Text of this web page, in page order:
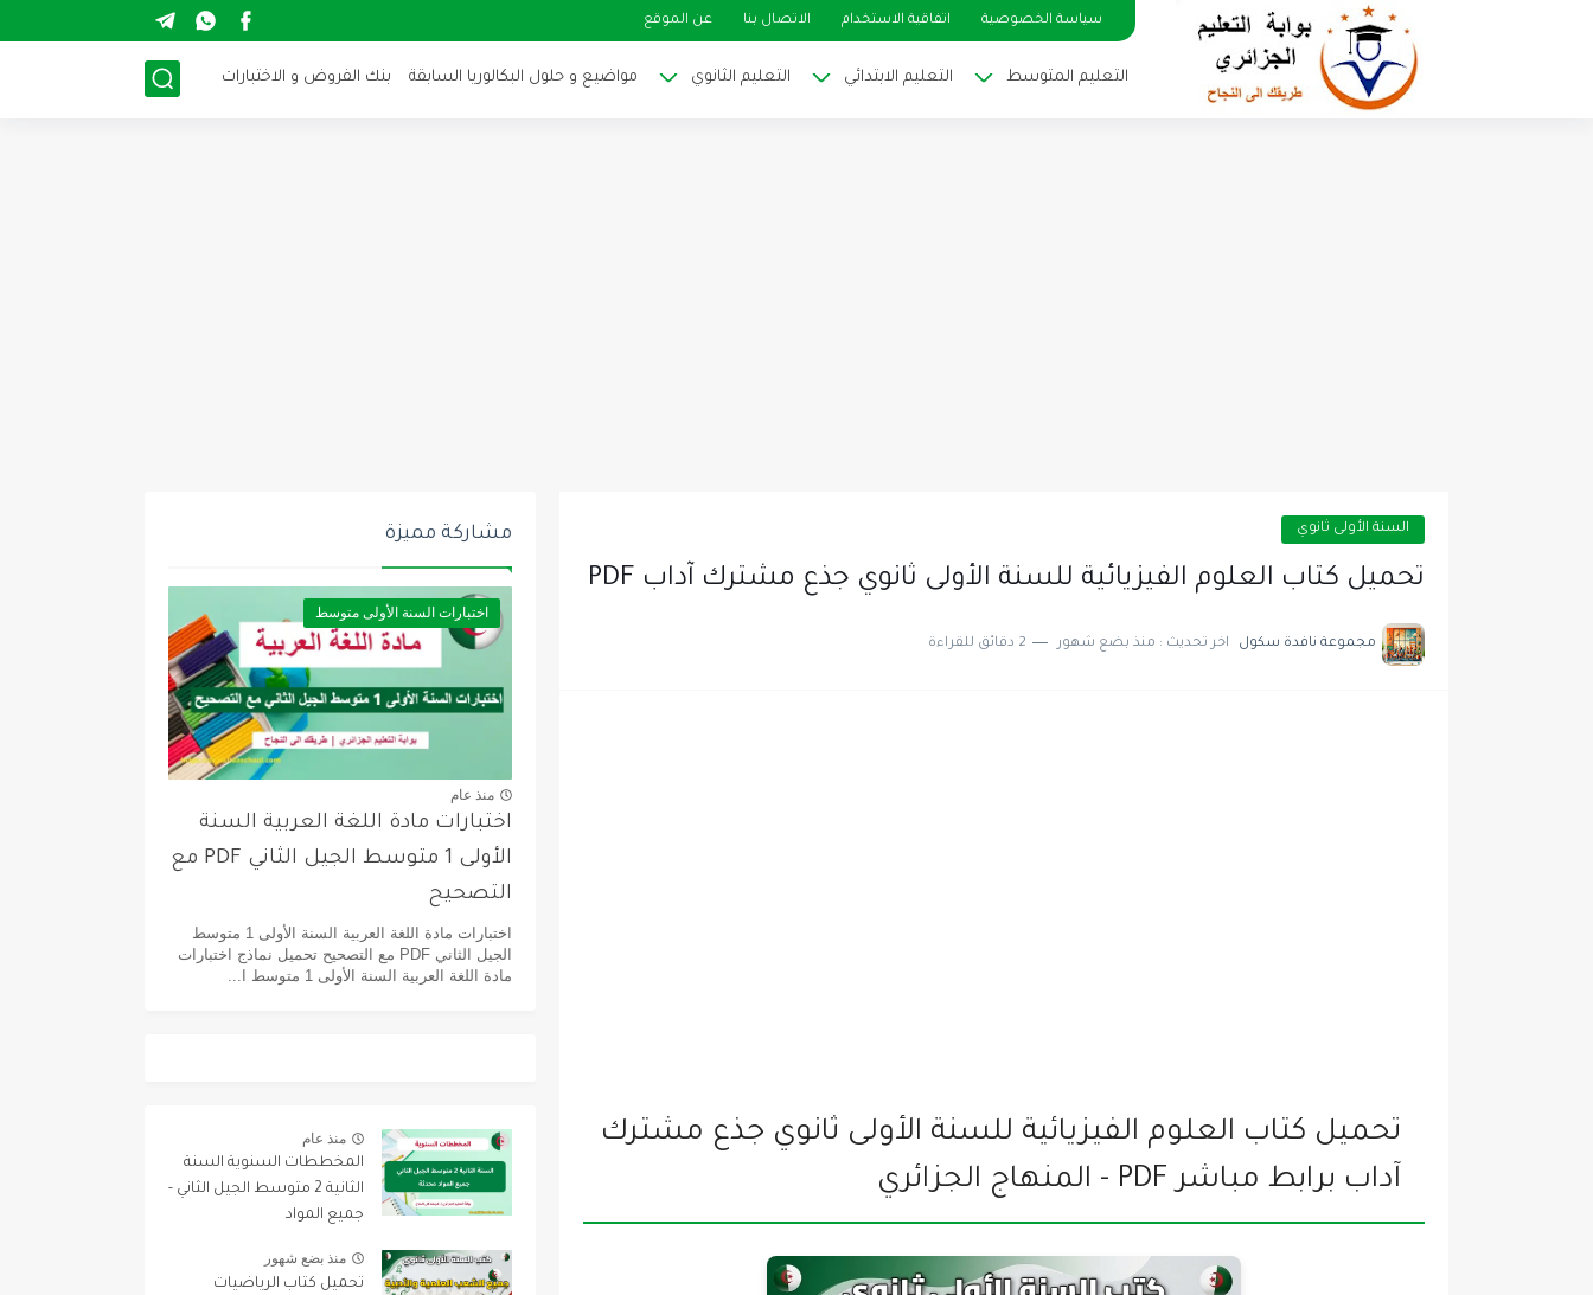
سياسة الخصوصية اتفاقية الاستخدام الاتصال بنا عن الموقع
التعليم المتوسط التعليم الابتدائي التعليم الثانوي مواضيع و حلول البكالوريا السابقة بنك الفروض و الاختبارات
السنة الأولى ثانوي
تحميل كتاب العلوم الفيزيائية للسنة الأولى ثانوي جذع مشترك آداب PDF
مجموعة نافدة سكول اخر تحديث : منذ بضع شهور 2 دقائق للقراءة
تحميل كتاب العلوم الفيزيائية للسنة الأولى ثانوي جذع مشترك
آداب برابط مباشر PDF - المنهاج الجزائري
مشاركة مميزة
اختبارات السنة الأولى متوسط
منذ عام
اختبارات مادة اللغة العربية السنة
الأولى 1 متوسط الجيل الثاني PDF مع
التصحيح
اختبارات مادة اللغة العربية السنة الأولى 1 متوسط
الجيل الثاني PDF مع التصحيح تحميل نماذج اختبارات
مادة اللغة العربية السنة الأولى 1 متوسط ا...
منذ عام
المخططات السنوية السنة
الثانية 2 متوسط الجيل الثاني -
جميع المواد
منذ بضع شهور
تحميل كتاب الرياضيات